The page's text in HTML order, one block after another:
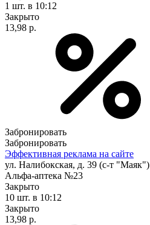
1 шт. в 10:12
Закрыто
13,98 р.
Забронировать
Забронировать
Эффективная реклама на сайте
ул. Налибокская, д. 39 (с-т "Маяк")
Альфа-аптека №23
Закрыто
10 шт. в 10:12
Закрыто
13,98 р.